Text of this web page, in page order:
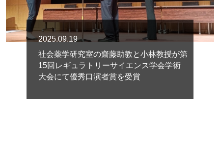
2025.09.19
社会薬学研究室の齋藤助教と小林教授が第
15回レギュラトリーサイエンス学会学術
大会にて優秀口演者賞を受賞